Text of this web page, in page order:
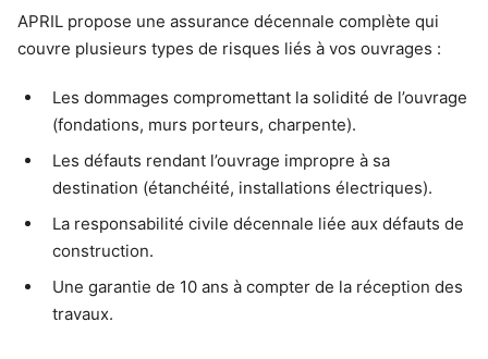
APRIL propose une assurance décennale complète qui
couvre plusieurs types de risques liés à vos ouvrages :
Les dommages compromettant la solidité de l’ouvrage
(fondations, murs porteurs, charpente).
Les défauts rendant l’ouvrage impropre à sa
destination (étanchéité, installations électriques).
La responsabilité civile décennale liée aux défauts de
construction.
Une garantie de 10 ans à compter de la réception des
travaux.